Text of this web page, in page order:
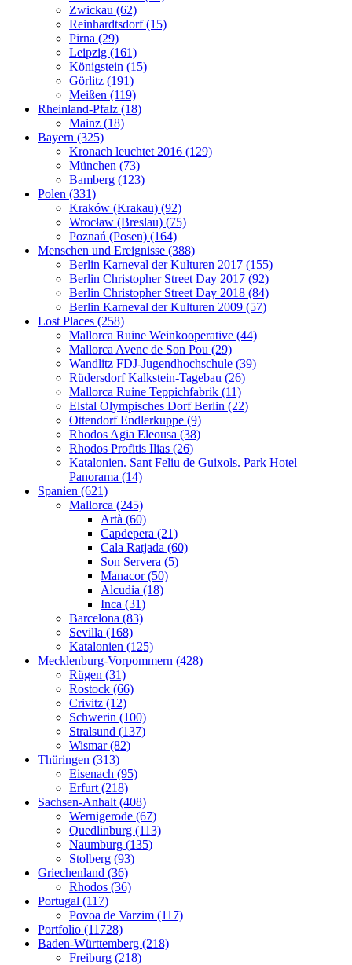
Zwickau (62)
Reinhardtsdorf (15)
Pirna (29)
Leipzig (161)
Königstein (15)
Görlitz (191)
Meißen (119)
Rheinland-Pfalz (18)
Mainz (18)
Bayern (325)
Kronach leuchtet 2016 (129)
München (73)
Bamberg (123)
Polen (331)
Kraków (Krakau) (92)
Wrocław (Breslau) (75)
Poznań (Posen) (164)
Menschen und Ereignisse (388)
Berlin Karneval der Kulturen 2017 (155)
Berlin Christopher Street Day 2017 (92)
Berlin Christopher Street Day 2018 (84)
Berlin Karneval der Kulturen 2009 (57)
Lost Places (258)
Mallorca Ruine Weinkooperative (44)
Mallorca Avenc de Son Pou (29)
Wandlitz FDJ-Jugendhochschule (39)
Rüdersdorf Kalkstein-Tagebau (26)
Mallorca Ruine Teppichfabrik (11)
Elstal Olympisches Dorf Berlin (22)
Ottendorf Endlerkuppe (9)
Rhodos Agia Eleousa (38)
Rhodos Profitis Ilias (26)
Katalonien. Sant Feliu de Guixols. Park Hotel
Panorama (14)
Spanien (621)
Mallorca (245)
Artà (60)
Capdepera (21)
Cala Ratjada (60)
Son Servera (5)
Manacor (50)
Alcudia (18)
Inca (31)
Barcelona (83)
Sevilla (168)
Katalonien (125)
Mecklenburg-Vorpommern (428)
Rügen (31)
Rostock (66)
Crivitz (12)
Schwerin (100)
Stralsund (137)
Wismar (82)
Thüringen (313)
Eisenach (95)
Erfurt (218)
Sachsen-Anhalt (408)
Wernigerode (67)
Quedlinburg (113)
Naumburg (135)
Stolberg (93)
Griechenland (36)
Rhodos (36)
Portugal (117)
Povoa de Varzim (117)
Portfolio (11728)
Baden-Württemberg (218)
Freiburg (218)